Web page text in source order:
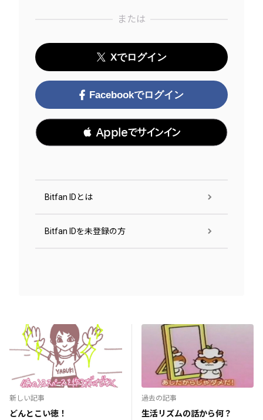
または
Xでログイン
Facebookでログイン
 Appleでサインイン
Bitfan IDとは
Bitfan IDを未登録の方
新しい記事
どんとこい徳！
過去の記事
生活リズムの話から何？